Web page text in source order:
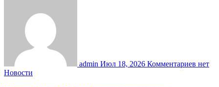
admin Июл 18, 2026 Комментариев нет
Новости